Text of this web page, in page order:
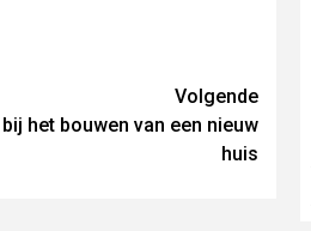
Volgende
het bouwen van een nieuw
huis